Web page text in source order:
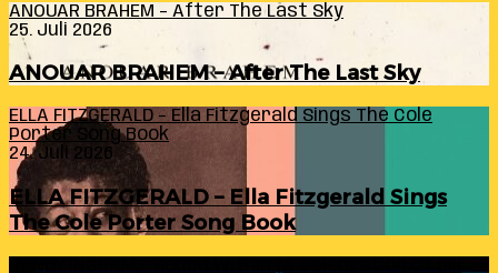
ANOUAR BRAHEM – After The Last Sky
25. Juli 2026
ANOUAR BRAHEM – After The Last Sky
ELLA FITZGERALD – Ella Fitzgerald Sings The Cole
Porter Song Book
24. Juli 2026
ELLA FITZGERALD – Ella Fitzgerald Sings
The Cole Porter Song Book